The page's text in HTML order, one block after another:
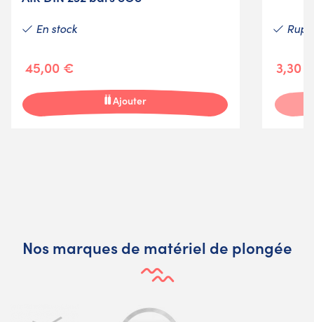
En stock
45,00 €
Ajouter
3,30
Nos marques de matériel de plongée